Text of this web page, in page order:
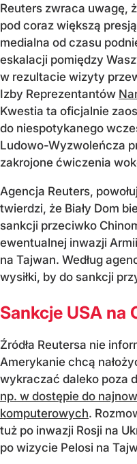
Reuters zwraca uwagę,
pod coraz większą
medialna od czasu
eskalacji pomiędzy
w rezultacie wizyty
Izby Reprezentantów
Kwestia ta oficjalnie
do niespotykanego
Ludowo-Wyzwoleńcza
zakrojone ćwiczenia
Agencja Reuters,
twierdzi, że Biały Dom
sankcji przeciwko
ewentualnej inwazji
na Tajwan. Według
wysiłki, by do sankcji
Sankcje USA na
Źródła Reutersa nie
Amerykanie chcą
wykraczać daleko poza
np. w dostępie do
komputerowych.
tuż po inwazji Rosji na
po wizycie Pelosi na